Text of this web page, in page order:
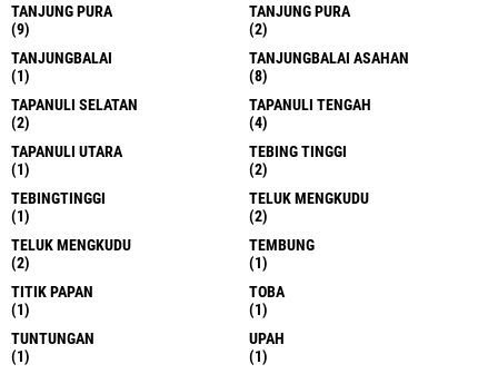
TANJUNG PURA
(9)
TANJUNG PURA
(2)
TANJUNGBALAI
(1)
TANJUNGBALAI ASAHAN
(8)
TAPANULI SELATAN
(2)
TAPANULI TENGAH
(4)
TAPANULI UTARA
(1)
TEBING TINGGI
(2)
TEBINGTINGGI
(1)
TELUK MENGKUDU
(2)
TELUK MENGKUDU
(2)
TEMBUNG
(1)
TITIK PAPAN
(1)
TOBA
(1)
TUNTUNGAN
(1)
UPAH
(1)